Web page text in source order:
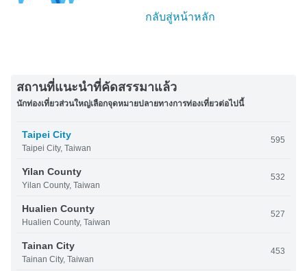
กลับสู่หน้าหลัก
สถานที่แนะนำที่คัดสรรมาแล้ว
นักท่องเที่ยวส่วนใหญ่เลือกจุดหมายปลายทางการท่องเที่ยวต่อไปนี้
Taipei City
Taipei City, Taiwan
595
Yilan County
Yilan County, Taiwan
532
Hualien County
Hualien County, Taiwan
527
Tainan City
Tainan City, Taiwan
453